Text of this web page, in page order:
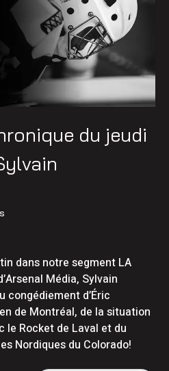
du jeudi
dans notre segment LA
Média, Sylvain
congédiement d’Éric
de Montréal, de la situation
le Rocket de Laval et du
Nordiques du Colorado!